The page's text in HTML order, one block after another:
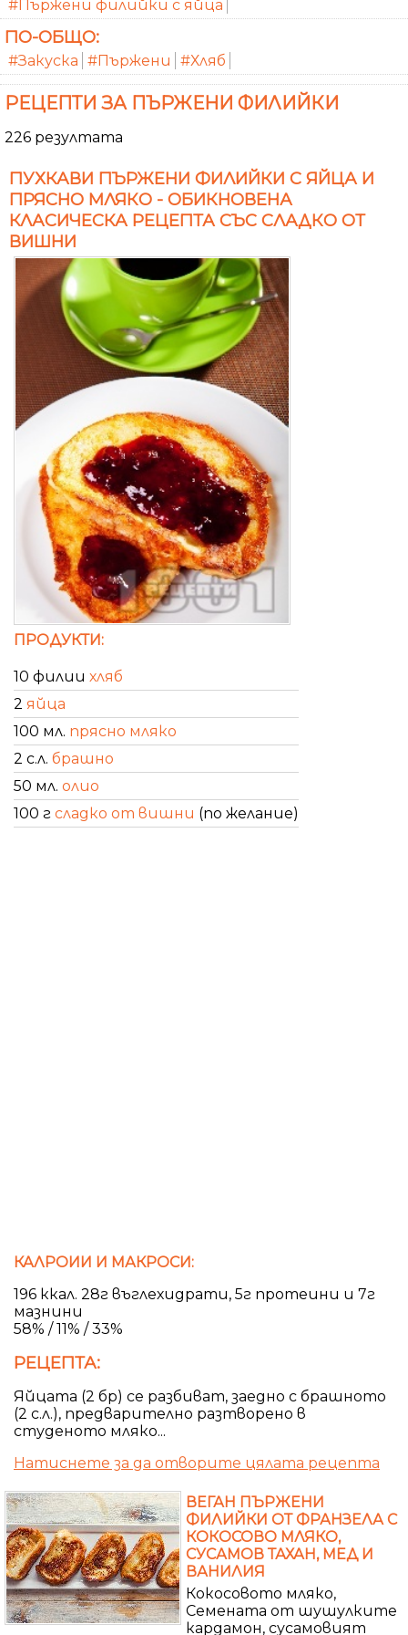
#Пържени филийки с яйца
ПО-ОБЩО:
#Закуска #Пържени #Хляб
РЕЦЕПТИ ЗА ПЪРЖЕНИ ФИЛИЙКИ
226 резултата
ПУХКАВИ ПЪРЖЕНИ ФИЛИЙКИ С ЯЙЦА И
ПРЯСНО МЛЯКО - ОБИКНОВЕНА
КЛАСИЧЕСКА РЕЦЕПТА СЪС СЛАДКО ОТ
ВИШНИ
ПРОДУКТИ:
10 филии хляб
2 яйца
100 мл. прясно мляко
2 с.л. брашно
50 мл. олио
100 г сладко от вишни (по желание)
КАЛРОИИ И МАКРОСИ:
196 ккал. 28г въглехидрати, 5г протеини и 7г
мазнини
58% / 11% / 33%
РЕЦЕПТА:
Яйцата (2 бр) се разбиват, заедно с брашното
(2 с.л.), предварително разтворено в
студеното мляко...
Натиснете за да отворите цялата рецепта
ВЕГАН ПЪРЖЕНИ
ФИЛИЙКИ ОТ ФРАНЗЕЛА С
КОКОСОВО МЛЯКО,
СУСАМОВ ТАХАН, МЕД И
ВАНИЛИЯ
Кокосовото мляко,
Семената от шушулките
кардамон, сусамовият